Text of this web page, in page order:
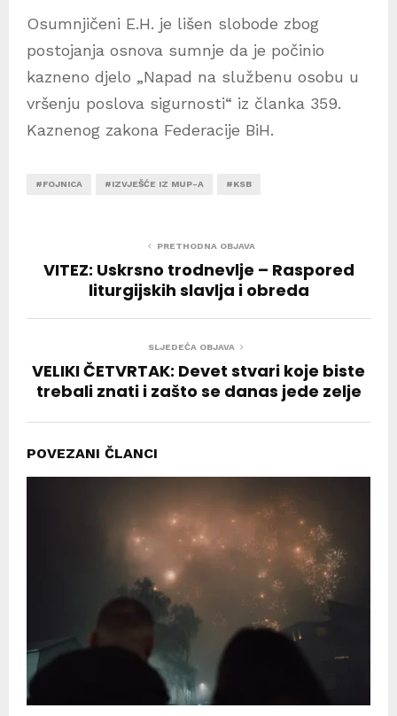
Osumnjičeni E.H. je lišen slobode zbog
postojanja osnova sumnje da je počinio
kazneno djelo „Napad na službenu osobu u
vršenju poslova sigurnosti“ iz članka 359.
Kaznenog zakona Federacije BiH.
#FOJNICA #IZVJEŠĆE IZ MUP-A #KSB
PRETHODNA OBJAVA
VITEZ: Uskrsno trodnevlje – Raspored
liturgijskih slavlja i obreda
SLJEDEĆA OBJAVA
VELIKI ČETVRTAK: Devet stvari koje biste
trebali znati i zašto se danas jede zelje
POVEZANI ČLANCI